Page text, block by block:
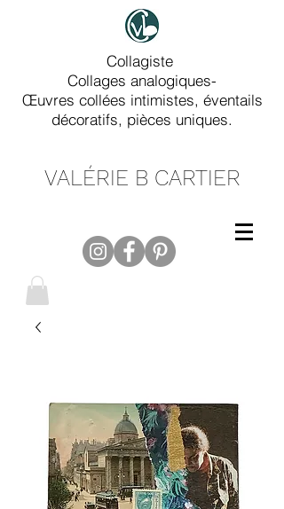
Collagiste
Collages analogiques-
Œuvres collées intimistes, éventails
décoratifs, pièces uniques.
VALÉRIE B CARTIER